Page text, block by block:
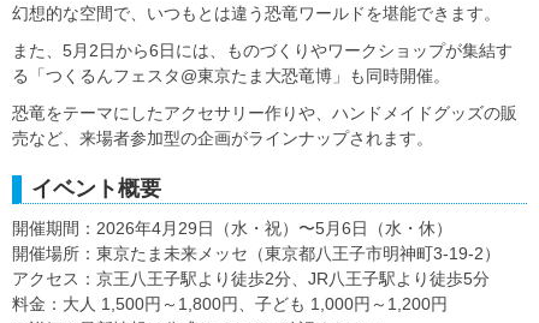
幻想的な空間で、いつもとは違う恐竜ワールドを堪能できます。
また、5月2日から6日には、ものづくりやワークショップが集結す
る「つくるんフェスタ@東京たま大恐竜博」も同時開催。
恐竜をテーマにしたアクセサリー作りや、ハンドメイドグッズの販
売など、来場者参加型の企画がラインナップされます。
イベント概要
開催期間：2026年4月29日（水・祝）〜5月6日（水・休）
開催場所：東京たま未来メッセ（東京都八王子市明神町3-19-2）
アクセス：京王八王子駅より徒歩2分、JR八王子駅より徒歩5分
料金：大人 1,500円～1,800円、子ども 1,000円～1,200円